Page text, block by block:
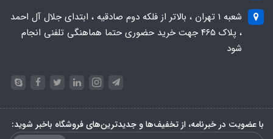
شعبه ۱ تهران ، بالاتر از فلکه دوم صادقیه ، ابتدای جلال آل احمد
، پلاک ۴۶۵ جهت خرید حضوری حتما هماهنگی تلفنی انجام
شود
با عضویت در خبرنامه، از تخفیف‌ها و جدیدترین‌های فروشگاه باخبر شوید: